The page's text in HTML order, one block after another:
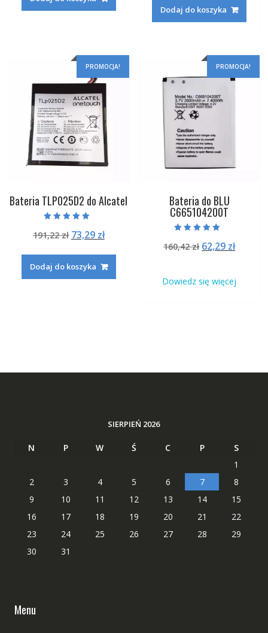
196,82 zł.75,29 zł.
wynosiła:
160,42 zł.62,29
Dodaj do koszyka
PROMOCJA!
Bateria TLP025D2 do Alcatel
5.00
na 5
191,22zł Pierwotna
wynosiła:
191,22 zł.
73,29 złAktualna
73,29 zł.
Dodaj do koszyka
PROMOCJA!
Bateria do BLU
C665104200T
5.00
na 5
160,42zł Pierwotna
160,42 zł.
62,29 zł
62,29
Dowiedz się więcej
SIERPIEŃ 2026
N P W Ś C P
S
1
2
3 4 5 6 7
8
9
10 11 12 13 14
15
16
17 18 19 20 21
22
23
24 25 26 27 28
29
30
31
Menu